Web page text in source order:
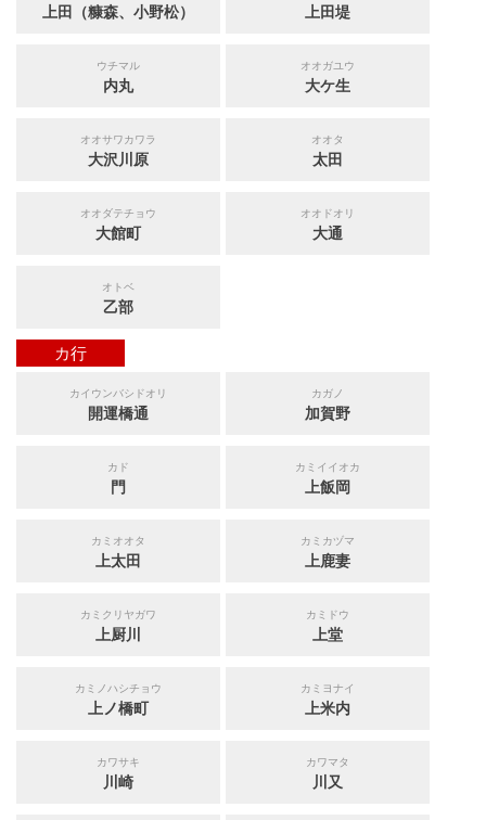
上田（糠森、小野松） 上田堤
ウチマル
内丸
オオガユウ
大ケ生
オオサワカワラ
大沢川原
オオタ
太田
オオダテチョウ
大館町
オオドオリ
大通
オトベ
乙部
カ行
カイウンバシドオリ
開運橋通
カガノ
加賀野
カド
門
カミイイオカ
上飯岡
カミオオタ
上太田
カミカヅマ
上鹿妻
カミクリヤガワ
上厨川
カミドウ
上堂
カミノハシチョウ
上ノ橋町
カミヨナイ
上米内
カワサキ
川崎
カワマタ
川又